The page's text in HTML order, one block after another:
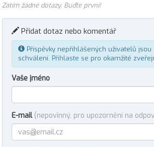
Zatím žádné dotazy. Buďte první!
Přidat dotaz nebo komentář
Příspěvky nepřihlášených uživatelů jsou
schválení. Přihlaste se pro okamžité
Vaše jméno
E-mail (nepovinný, pro upozornění na